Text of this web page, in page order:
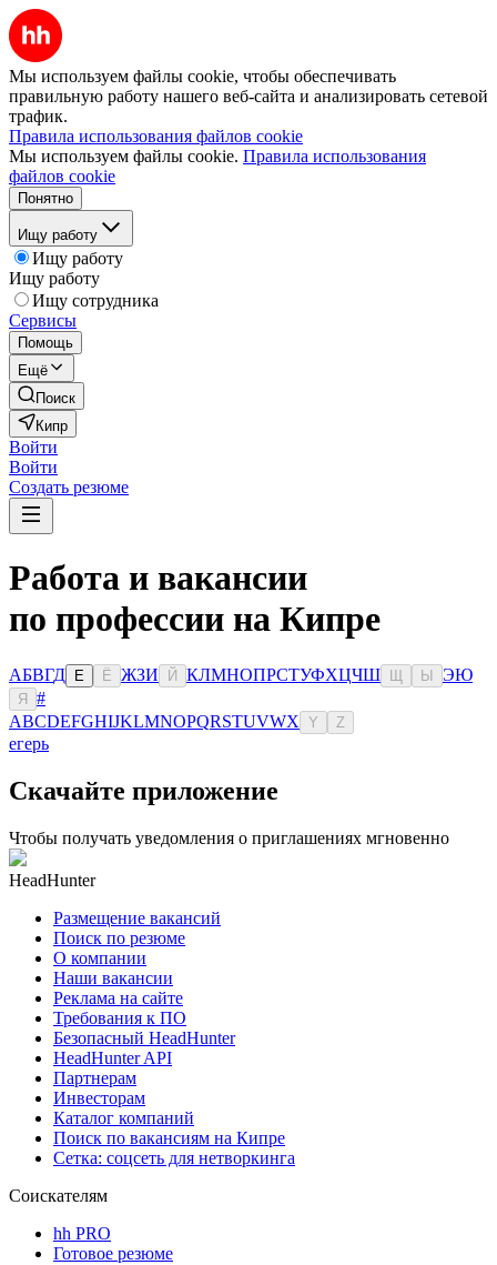
Мы используем файлы cookie, чтобы обеспечивать
правильную работу нашего веб-сайта и анализировать сетевой
трафик.
Правила использования файлов cookie
Мы используем файлы cookie. Правила использования
файлов cookie
Понятно
Ищу работу
Ищу работу
Ищу работу
Ищу сотрудника
Сервисы
Помощь
Ещё
Поиск
Кипр
Войти
Войти
Создать резюме
Работа и вакансии
по профессии на Кипре
АБВГД Е Ё ЖЗИ Й КЛМНОПРСТУФХЦЧШ Ы ЭЮ
Я
#
ABCDEFGHIJKLMNOPQRSTUVWX Y Z
егерь
Скачайте приложение
Чтобы получать уведомления о приглашениях мгновенно
HeadHunter
Размещение вакансий
Поиск по резюме
О компании
Наши вакансии
Реклама на сайте
Требования к ПО
Безопасный HeadHunter
HeadHunter API
Партнерам
Инвесторам
Каталог компаний
Поиск по вакансиям на Кипре
Сетка: соцсеть для нетворкинга
Соискателям
hh PRO
Готовое резюме